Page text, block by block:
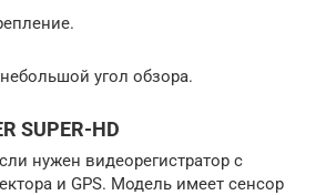
угол обзора.
SUPER-HD
нужен видеорегистратор с
и GPS. Модель имеет сенсор